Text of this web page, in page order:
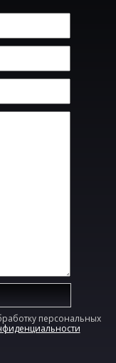
персональных